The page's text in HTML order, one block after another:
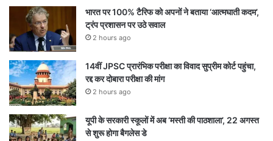
भारत पर 100% टैरिफ को अपनों ने बताया ‘आत्मघाती कदम’,
ट्रंप प्रशासन पर उठे सवाल
2 hours ago
14वीं JPSC प्रारंभिक परीक्षा का विवाद सुप्रीम कोर्ट पहुंचा,
रद्द कर दोबारा परीक्षा की मांग
2 hours ago
यूपी के सरकारी स्कूलों में अब ‘मस्ती की पाठशाला’, 22 अगस्त
से शुरू होगा बैगलेस डे